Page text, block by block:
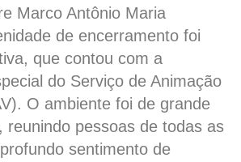
Marco Antônio Maria
de encerramento foi
que contou com a
do Serviço de Animação
O ambiente foi de grande
reunindo pessoas de todas as
sentimento de